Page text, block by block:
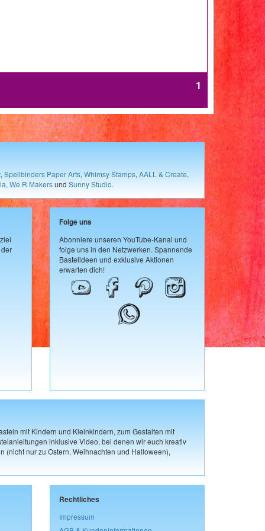
1
, Spellbinders Paper Arts, Whimsy Stamps, AALL & Create,
, We R Makersund Sunny Studio.
Folge uns
Abonniere unseren YouTube-Kanal und
folge uns in den Netzwerken. Spannende
Bastelideen und exklusive Aktionen
erwarten dich!
mit Kindern und Kleinkindern, zum Gestalten mit
inklusive Video, bei denen wir euch kreativ
(nicht nur zu Ostern, Weihnachten und Halloween),
Rechtliches
Impressum